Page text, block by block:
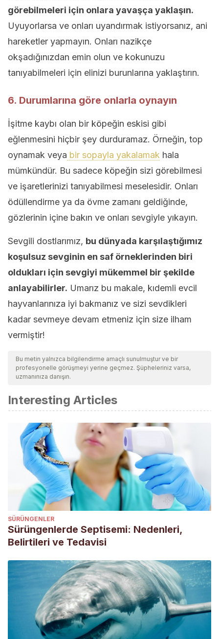
görebilmeleri için onlara yavaşça yaklaşın.
Uyuyorlarsa ve onları uyandırmak istiyorsanız, ani
hareketler yapmayın. Onları nazikçe
okşadığınızdan emin olun ve kokunuzu
tanıyabilmeleri için elinizi burunlarına yaklaştırın.
6. Durumlarına göre onlarla oynayın
İşitme kaybı olan bir köpeğin eskisi gibi
eğlenmesini hiçbir şey durduramaz. Örneğin, top
oynamak veya bir sopayla yakalamak hala
mümkündür. Bu sadece köpeğin sizi görebilmesi
ve işaretlerinizi tanıyabilmesi meselesidir. Onları
ödüllendirme ya da övme zamanı geldiğinde,
gözlerinin içine bakın ve onları sevgiyle yıkayın.
Sevgili dostlarımız, bu dünyada karşılaştığımız
koşulsuz sevginin en saf örneklerinden biri
oldukları için sevgiyi mükemmel bir şekilde
anlayabilirler. Umarız bu makale, kıdemli evcil
hayvanlarınıza iyi bakmanız ve sizi sevdikleri
kadar sevmeye devam etmeniz için size ilham
vermiştir!
Bu metin yalnızca bilgilendirme amaçlı sunulmuştur ve bir
profesyonelle görüşmeyi yerine geçmez. Şüpheleriniz varsa,
uzmanınıza danışın.
Interesting Articles
SÜRÜNGENLER
Sürüngenlerde Septisemi: Nedenleri,
Belirtileri ve Tedavisi